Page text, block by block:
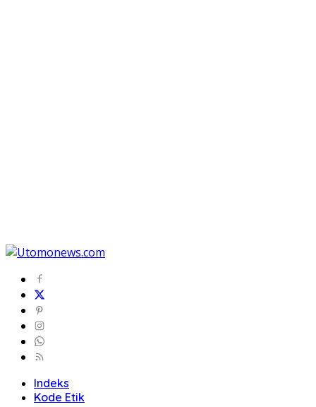
Indeks
Kode Etik